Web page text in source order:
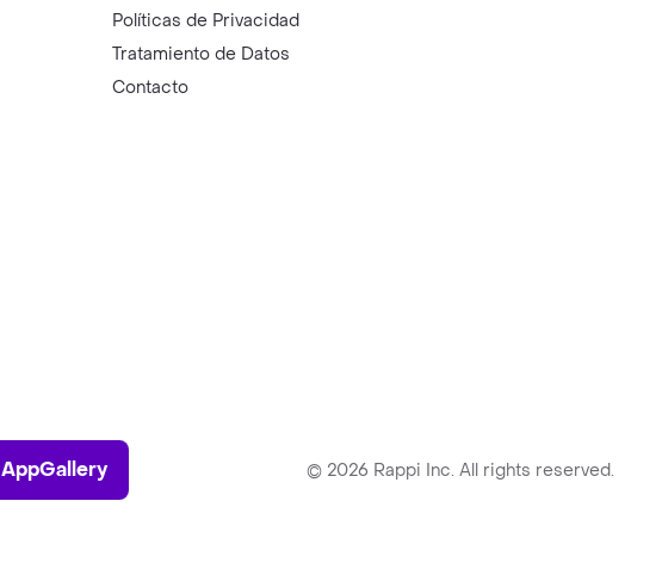
Políticas de Privacidad
Tratamiento de Datos
Contacto
AppGallery
AppGallery © 2026 Rappi Inc. All rights reserved.